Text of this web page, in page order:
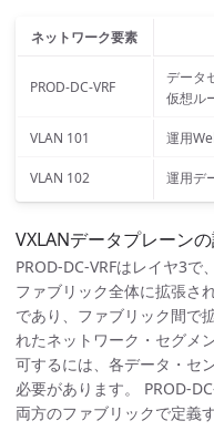
ネットワーク要素
PROD-DC-VRF
データ
仮想ル
VLAN 101 運用
VLAN 102 運用デ
VXLANデータプレーン
PROD-DC-VRFはレイヤ3で
ファブリック全体に拡張さ
であり、ファブリック間で
れたネットワーク・セグメ
可するには、各データ・セ
必要があります。 PROD-
両方のファブリックで定義